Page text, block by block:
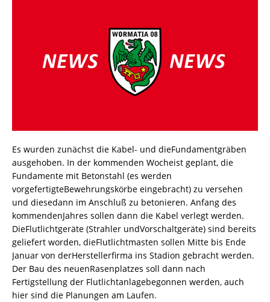
Es wurden zunächst die Kabel- und dieFundamentgräben
ausgehoben. In der kommenden Wocheist geplant, die
Fundamente mit Betonstahl (es werden
vorgefertigteBewehrungskörbe eingebracht) zu versehen
und diesedann im Anschluß zu betonieren. Anfang des
kommendenJahres sollen dann die Kabel verlegt werden.
DieFlutlichtgeräte (Strahler undVorschaltgeräte) sind bereits
geliefert worden, dieFlutlichtmasten sollen Mitte bis Ende
Januar von derHerstellerfirma ins Stadion gebracht werden.
Der Bau des neuenRasenplatzes soll dann nach
Fertigstellung der Flutlichtanlagebegonnen werden, auch
hier sind die Planungen am Laufen.